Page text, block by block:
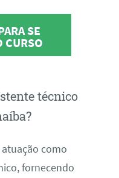
SE
CURSO
técnico
como
fornecendo